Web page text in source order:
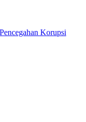
Korupsi